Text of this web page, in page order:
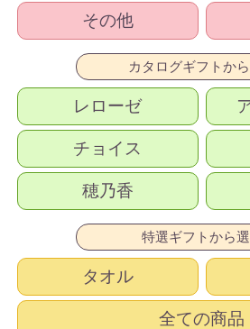
その他
カタログギフトか
レローゼ
チョイス
穂乃香
特選ギフトから
タオル
全ての商品